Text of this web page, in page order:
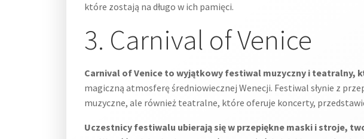
które zostają na długo w ich pamięci.
3. Carnival of Venice
Carnival of Venice to wyjątkowy festiwal muzyczny i teatralny,
magiczną atmosferę średniowiecznej Wenecji. Festiwal słynie z
muzyczne, ale również teatralne, które oferuje koncerty,
Uczestnicy festiwalu ubierają się w przepiękne maski i stroje,